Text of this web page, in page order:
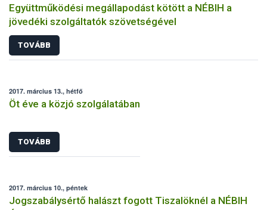
Együttműködési megállapodást kötött a NÉBIH a
jövedéki szolgáltatók szövetségével
TOVÁBB
2017. március 13., hétfő
Öt éve a közjó szolgálatában
TOVÁBB
2017. március 10., péntek
Jogszabálysértő halászt fogott Tiszalöknél a NÉBIH